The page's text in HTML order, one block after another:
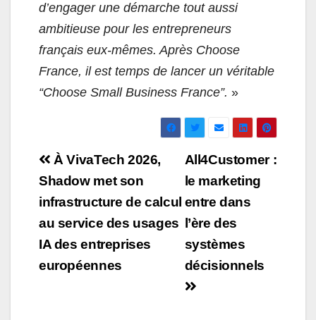
d’engager une démarche tout aussi
ambitieuse pour les entrepreneurs
français eux-mêmes. Après Choose
France, il est temps de lancer un véritable
“Choose Small Business France”. »
Navigation
de
l’article
All4Customer :
le marketing
entre dans
l’ère des
systèmes
décisionnels
À VivaTech 2026,
Shadow met son
infrastructure de calcul
au service des usages
IA des entreprises
européennes